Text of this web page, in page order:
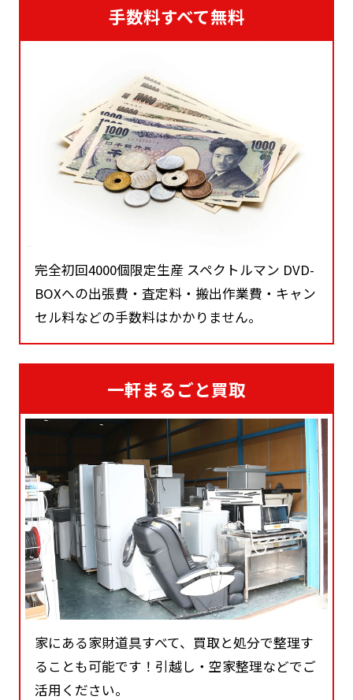
手数料すべて無料
完全初回4000個限定生産 スペクトルマン DVD-
BOXへの出張費・査定料・搬出作業費・キャン
セル料などの手数料はかかりません。
一軒まるごと買取
家にある家財道具すべて、買取と処分で整理す
ることも可能です！引越し・空家整理などでご
活用ください。